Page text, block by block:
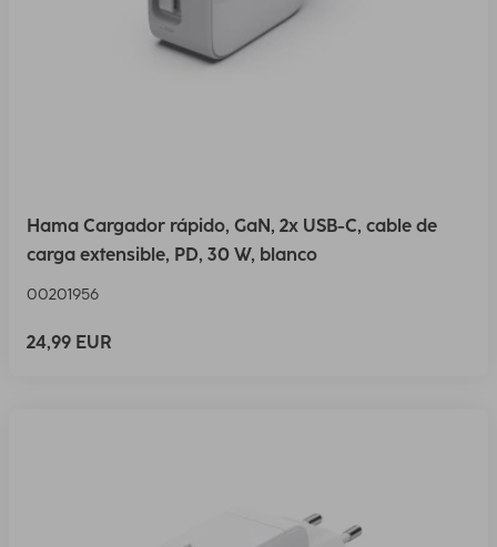
Hama Cargador rápido, GaN, 2x USB-C, cable de
carga extensible, PD, 30 W, blanco
00201956
24,99 EUR